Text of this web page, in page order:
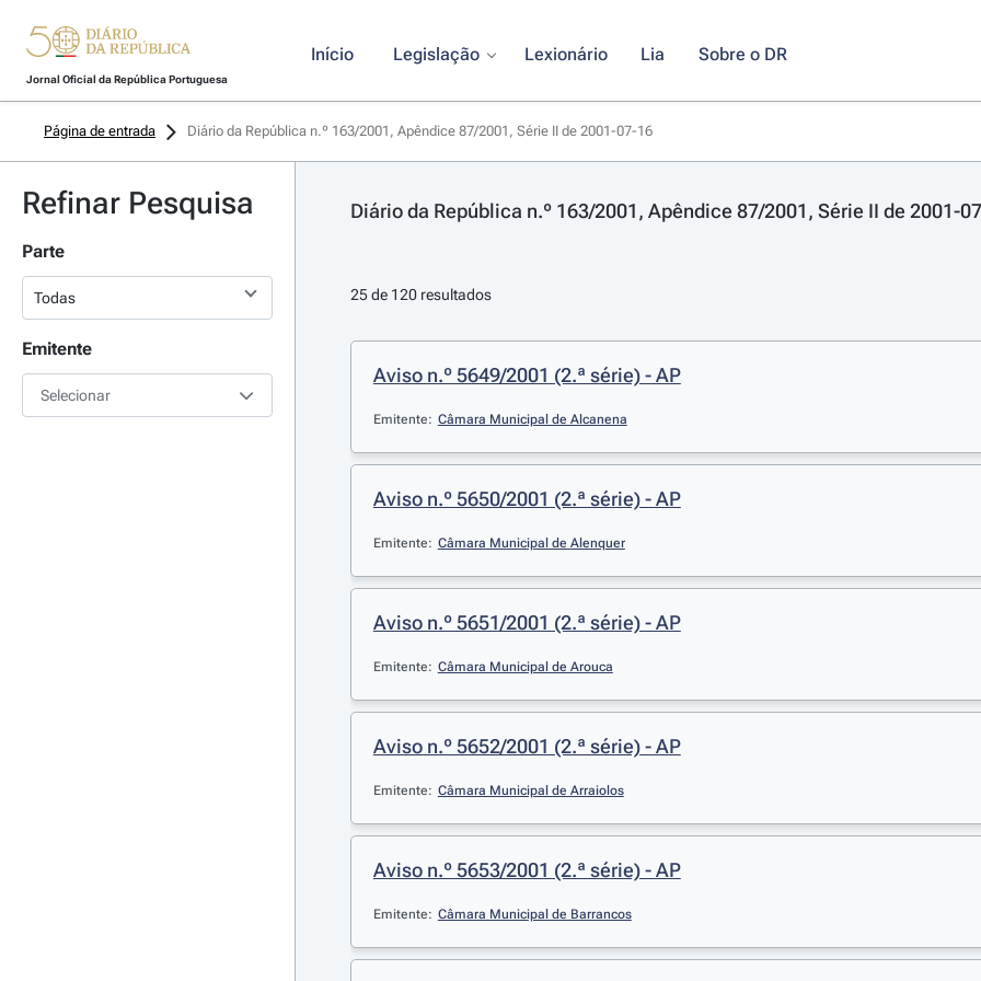
Jornal Oficial da República Portuguesa
Início Legislação Lexionário Lia Sobre o DR
Página de entrada Diário da República n.º 163/2001, Apêndice 87/2001, Série II de 2001-07-16
Refinar Pesquisa
Parte
Emitente
Selecionar
Diário da República n.º 163/2001, Apêndice 87/2001, Série II de 2001-
25 de 120 resultados
Aviso n.º 5649/2001 (2.ª série) - AP
Emitente: Câmara Municipal de Alcanena
Aviso n.º 5650/2001 (2.ª série) - AP
Emitente: Câmara Municipal de Alenquer
Aviso n.º 5651/2001 (2.ª série) - AP
Emitente: Câmara Municipal de Arouca
Aviso n.º 5652/2001 (2.ª série) - AP
Emitente: Câmara Municipal de Arraiolos
Aviso n.º 5653/2001 (2.ª série) - AP
Emitente: Câmara Municipal de Barrancos